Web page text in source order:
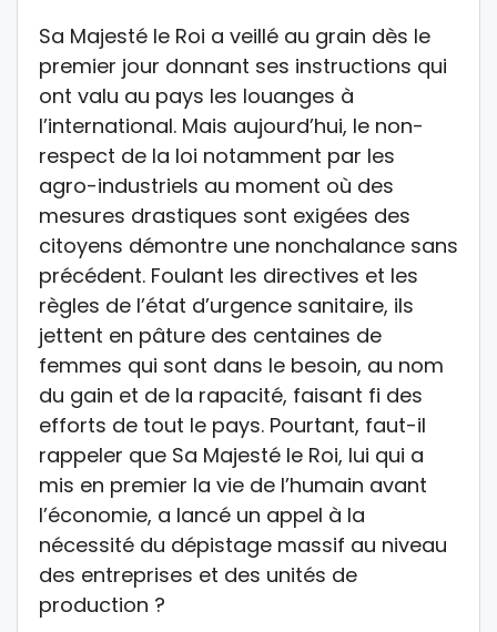
Sa Majesté le Roi a veillé au grain dès le
premier jour donnant ses instructions qui
ont valu au pays les louanges à
l’international. Mais aujourd’hui, le non-
respect de la loi notamment par les
agro-industriels au moment où des
mesures drastiques sont exigées des
citoyens démontre une nonchalance sans
précédent. Foulant les directives et les
règles de l’état d’urgence sanitaire, ils
jettent en pâture des centaines de
femmes qui sont dans le besoin, au nom
du gain et de la rapacité, faisant fi des
efforts de tout le pays. Pourtant, faut-il
rappeler que Sa Majesté le Roi, lui qui a
mis en premier la vie de l’humain avant
l’économie, a lancé un appel à la
nécessité du dépistage massif au niveau
des entreprises et des unités de
production ?